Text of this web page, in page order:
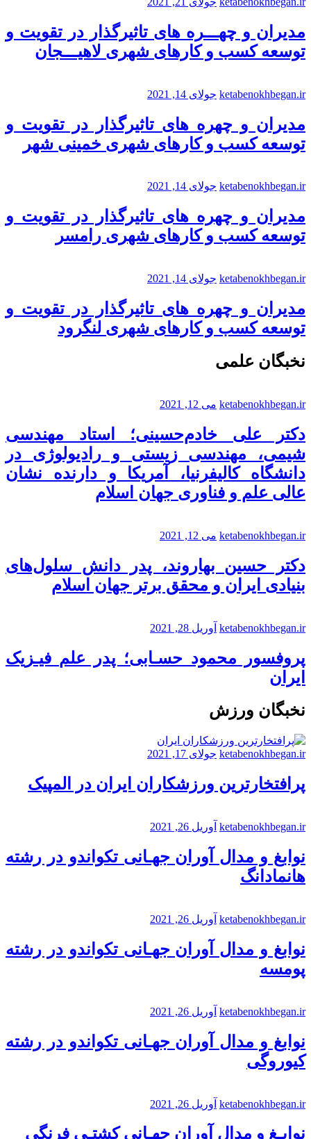
مدیران و چهـــره های تاثیرگذار در تقویت و
توسعه کسب و کارهای شهری لاهیـــجان
ketabenokhbegan.ir جولای 14, 2021
مدیران و چهره های تاثیرگذار در تقویت و
توسعه کسب و کارهای شهری خمینی شهر
ketabenokhbegan.ir جولای 14, 2021
مدیران و چهره های تاثیرگذار در تقویت و
توسعه کسب و کارهای شهری رامسر
ketabenokhbegan.ir جولای 14, 2021
مدیران و چهره های تاثیرگذار در تقویت و
توسعه کسب و کارهای شهری لنگرود
نخبگان علمی
ketabenokhbegan.ir می 12, 2021
دکتر علی خادم‌حسینی؛ استاد مهندسی
شیمی، مهندسی زیستی و رادیولوژی در
دانشگاه کالیفرنیا، آمریکا و دارنده نشان
عالی علم و فناوری جهان اسلام
ketabenokhbegan.ir می 12, 2021
دکتر حسین بهاروند، پدر دانش سلول‌های
بنیادی ایران و محقق برتر جهان اسلام
ketabenokhbegan.ir آوریل 28, 2021
پروفسور محمود حسـابی؛ پدر علم فیـزیک
ایران
نخبگان ورزش
ketabenokhbegan.ir جولای 17, 2021
پرافتخارترین ورزشکاران ایران در المپیک
ketabenokhbegan.ir آوریل 26, 2021
نوابغ و مدال آوران جهـانی تکواندو در رشته
هانمادانگ
ketabenokhbegan.ir آوریل 26, 2021
نوابغ و مدال آوران جهـانی تکواندو در رشته
پومسه
ketabenokhbegan.ir آوریل 26, 2021
نوابغ و مدال آوران جهـانی تکواندو در رشته
کیوروگی
ketabenokhbegan.ir آوریل 26, 2021
نوابـغ و مدال آوران جهـانی کشتـی فرنگی